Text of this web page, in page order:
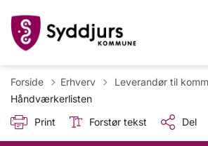
Forside Erhverv Tilbage til
Leverandør til
Håndværkerlisten
Print
Forstør tekst Del